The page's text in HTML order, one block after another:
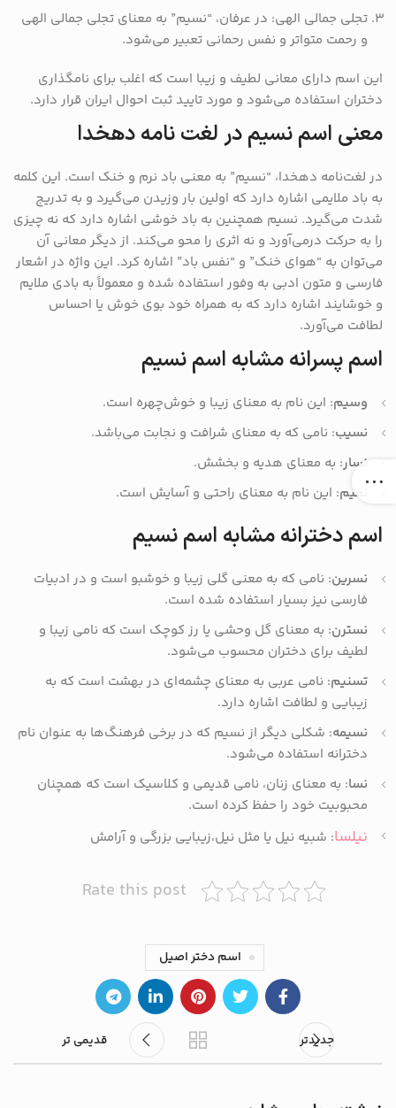
تجلی جمالی الهی: در عرفان، “نسیم” به معنای تجلی جمالی الهی
و رحمت متواتر و نفس رحمانی تعبیر می‌شود.
این اسم دارای معانی لطیف و زیبا است که اغلب برای نامگذاری
دختران استفاده می‌شود و مورد تایید ثبت احوال ایران قرار دارد.
معنی اسم نسیم در لغت نامه دهخدا
در لغت‌نامه دهخدا، “نسیم” به معنی باد نرم و خنک است. این کلمه
به باد ملایمی اشاره دارد که اولین بار وزیدن می‌گیرد و به تدریج
شدت می‌گیرد. نسیم همچنین به باد خوشی اشاره دارد که نه چیزی
را به حرکت درمی‌آورد و نه اثری را محو می‌کند. از دیگر معانی آن
می‌توان به “هوای خنک” و “نفس باد” اشاره کرد. این واژه در اشعار
فارسی و متون ادبی به وفور استفاده شده و معمولاً به بادی ملایم
و خوشایند اشاره دارد که به همراه خود بوی خوش یا احساس
لطافت می‌آورد.
اسم پسرانه مشابه اسم نسیم
وسیم: این نام به معنای زیبا و خوش‌چهره است.
نسیب: نامی که به معنای شرافت و نجابت می‌باشد.
نسار: به معنای هدیه و بخشش.
نعیم: این نام به معنای راحتی و آسایش است.
اسم دخترانه مشابه اسم نسیم
نسرین: نامی که به معنی گلی زیبا و خوشبو است و در ادبیات
فارسی نیز بسیار استفاده شده است.
نسترن: به معنای گل وحشی یا رز کوچک است که نامی زیبا و
لطیف برای دختران محسوب می‌شود.
تسنیم: نامی عربی به معنای چشمه‌ای در بهشت است که به
زیبایی و لطافت اشاره دارد.
نسیمه: شکلی دیگر از نسیم که در برخی فرهنگ‌ها به عنوان نام
دخترانه استفاده می‌شود.
نسا: به معنای زنان، نامی قدیمی و کلاسیک است که همچنان
محبوبیت خود را حفظ کرده است.
نیلسا: شبیه نیل یا مثل نیل،زیبایی بزرگی و آرامش
Rate this post
اسم دختر اصیل
جدیدتر قدیمی تر